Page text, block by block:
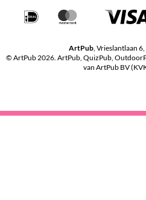
ArtPub, Vrieslantlaan
© ArtPub 2026. ArtPub, QuizPub,
van ArtPub BV